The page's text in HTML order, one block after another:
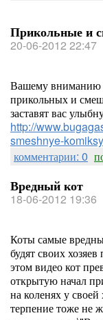
Прикольные и
20-06-2012 22:47
Вашему вниманию
прикольных и
заставят вас
http://
smeshnye-
комментарии: 0
Вредный кот
18-06-2012 19:36
Коты самые
будят своих
этом видео кот
открытую начал
на коленях у
терпение тоже не